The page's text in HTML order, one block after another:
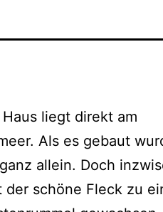
liegt direkt am
Als es gebaut
allein. Doch
der schöne Fleck zu